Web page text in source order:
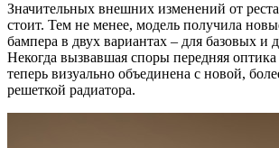
Значительных внешних изменений от
стоит. Тем не менее, модель получила
бампера в двух вариантах – для базовых и
Некогда вызвавшая споры передняя
теперь визуально объединена с новой,
решеткой радиатора.